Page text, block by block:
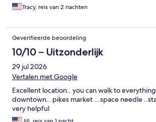
Tracy, reis van 2 nachten
Geverifieerde beoordeling
10/10 – Uitzonderlijk
29 jul 2026
Vertalen met Google
Excellent location.. you can walk to everything
downtown...pikes market ...space needle
very helpful